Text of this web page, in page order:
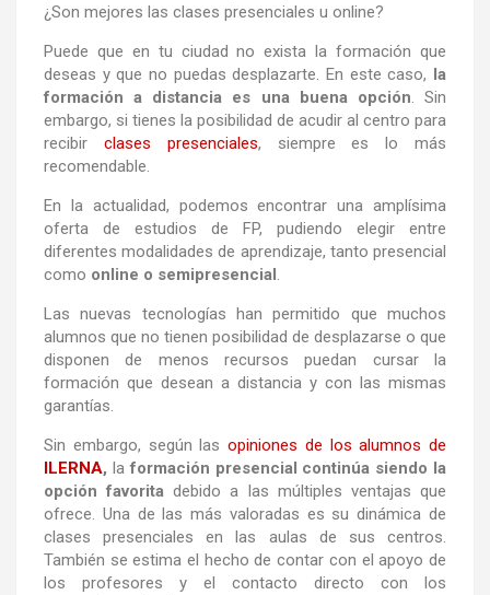
¿Son mejores las clases presenciales u online?
Puede que en tu ciudad no exista la formación que
deseas y que no puedas desplazarte. En este caso, la
formación a distancia es una buena opción. Sin
embargo, si tienes la posibilidad de acudir al centro para
recibir clases presenciales, siempre es lo más
recomendable.
En la actualidad, podemos encontrar una amplísima
oferta de estudios de FP, pudiendo elegir entre
diferentes modalidades de aprendizaje, tanto presencial
como online o semipresencial.
Las nuevas tecnologías han permitido que muchos
alumnos que no tienen posibilidad de desplazarse o que
disponen de menos recursos puedan cursar la
formación que desean a distancia y con las mismas
garantías.
Sin embargo, según las opiniones de los alumnos de
ILERNA, laformación presencial continúa siendo la
opción favorita debido a las múltiples ventajas que
ofrece. Una de las más valoradas es su dinámica de
clases presenciales en las aulas de sus centros.
También se estima el hecho de contar con el apoyo de
los profesores y el contacto directo con los